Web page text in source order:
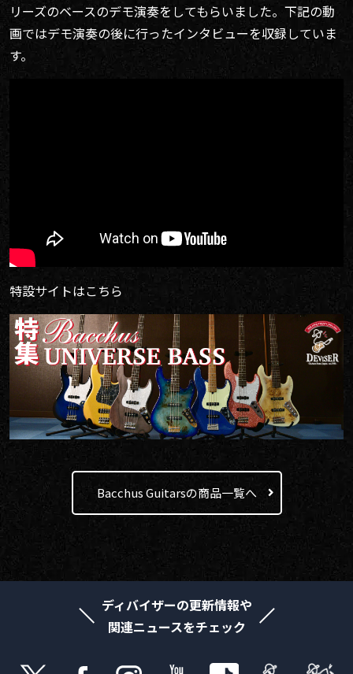
リーズのベースのデモ演奏をしてもらいました。下記の動
画ではデモ演奏の後に行ったインタビューを収録していま
す。
特設サイトはこちら
Bacchus Guitarsの商品一覧へ
ディバイザーの更新情報や
関連ニュースをチェック